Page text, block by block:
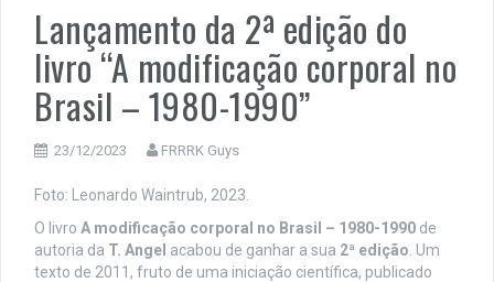
Lançamento da 2ª edição do
livro “A modificação corporal no
Brasil – 1980-1990”
23/12/2023 FRRRK Guys
Foto: Leonardo Waintrub, 2023.
O livro A modificação corporal no Brasil – 1980-1990 de
autoria da T. Angel acabou de ganhar a sua 2ª edição . Um
texto de 2011, fruto de uma iniciação científica, publicado